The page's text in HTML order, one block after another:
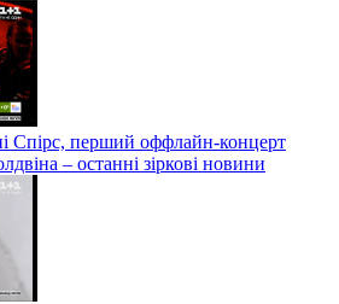
Спірс, перший оффлайн-концерт
– останні зіркові новини